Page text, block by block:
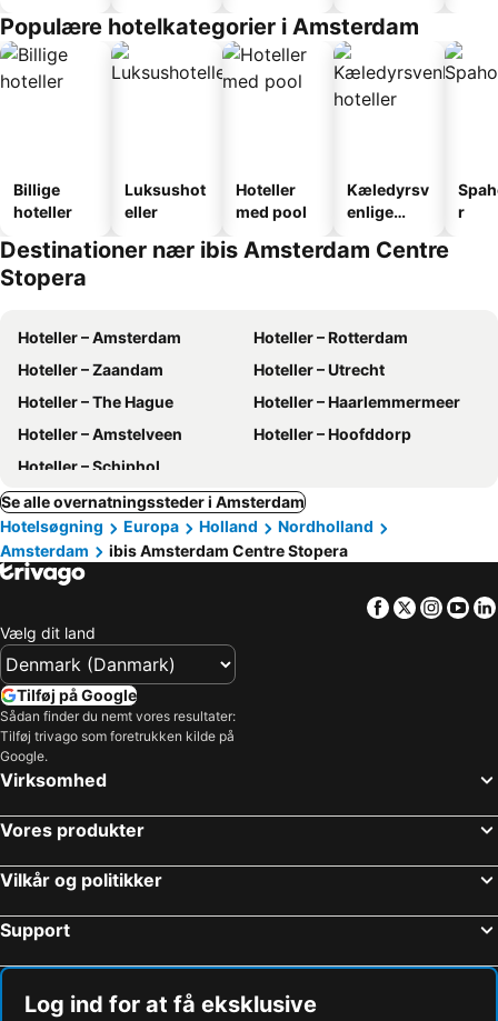
Populære hotelkategorier i Amsterdam
Billige
hoteller
Luksushot
eller
Hoteller
med pool
Kæledyrsv
enlige
r
Destinationer nær ibis Amsterdam Centre
Stopera
Hoteller – Amsterdam
Hoteller – Rotterdam
Hoteller – Zaandam
Hoteller – Utrecht
Hoteller – The Hague
Hoteller – Haarlemmermeer
Hoteller – Amstelveen
Hoteller – Hoofddorp
Hoteller – Schiphol
Se alle overnatningssteder i Amsterdam
Hotelsøgning
Europa Holland
Nordholland
Amsterdam
ibis Amsterdam Centre Stopera
Facebook
Twitter
Vælg dit land
Tilføj på Google
Sådan finder du nemt vores resultater:
Tilføj trivago som foretrukken kilde på
Google.
Virksomhed
Vores produkter
Vilkår og politikker
Support
Log ind for at få eksklusive